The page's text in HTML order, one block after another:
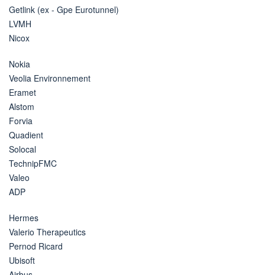
Getlink (ex - Gpe Eurotunnel)
LVMH
Nicox
Nokia
Veolia Environnement
Eramet
Alstom
Forvia
Quadient
Solocal
TechnipFMC
Valeo
ADP
Hermes
Valerio Therapeutics
Pernod Ricard
Ubisoft